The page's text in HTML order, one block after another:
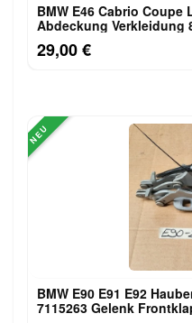
BMW E46 Cabrio
Abdeckung Verkleidung
29,00 €
NEU
BMW E90 E91 E92
7115263 Gelenk